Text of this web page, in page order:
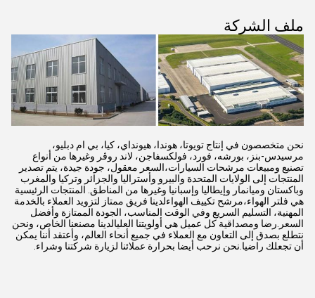
ملف الشركة
نحن متخصصون في إنتاج تويوتا، هوندا، هيونداي، كيا، بي ام دبليو،
مرسيدس-بنز، بورشه، فورد، فولكسفاجن، لاند روڤر وغيرها من أنواع
تصنيع ومبيعات مرشحات السيارات،السعر معقول، جودة جيدة، يتم تصدير
المنتجات إلى الولايات المتحدة والبيرو وأستراليا والجزائر وتركيا والمغرب
وباكستان وميانمار وإيطاليا وإسبانيا وغيرها من المناطق. المنتجات الرئيسية
هي فلتر الهواء،مرشح تكييف الهواءلدينا فريق ممتاز لتزويد العملاء بالخدمة
المهنية، التسليم السريع وفي الوقت المناسب، الجودة الممتازة وأفضل
السعر.رضا ومصداقية كل عميل هي أولويتنا العليالدينا مصنعنا الخاص، ونحن
نتطلع بصدق إلى التعاون مع العملاء في جميع أنحاء العالم، وأعتقد أننا يمكن
أن تجعلك راضيا.نحن نرحب أيضا بحرارة عملائنا لزيارة شركتنا وشراء.